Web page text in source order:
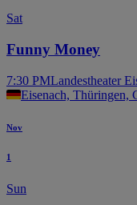
Sat
Funny Money
7:30 PMLandestheater
Eisenach, Thüringen,
Nov
1
Sun